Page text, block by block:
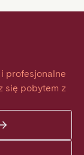
profesjonalne
się pobytem z